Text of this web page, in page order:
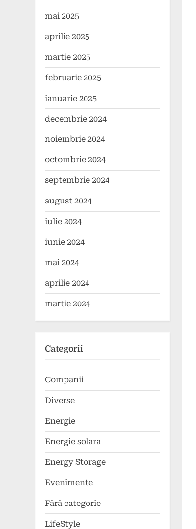
mai 2025
aprilie 2025
martie 2025
februarie 2025
ianuarie 2025
decembrie 2024
noiembrie 2024
octombrie 2024
septembrie 2024
august 2024
iulie 2024
iunie 2024
mai 2024
aprilie 2024
martie 2024
Categorii
Companii
Diverse
Energie
Energie solara
Energy Storage
Evenimente
Fără categorie
LifeStyle